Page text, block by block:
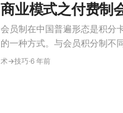
商业模式之付费制
会员制在中国普遍形态是积分
的一种方式。与会员积分制不
势。首先，付费会员制激励效
术→技巧·6 年前